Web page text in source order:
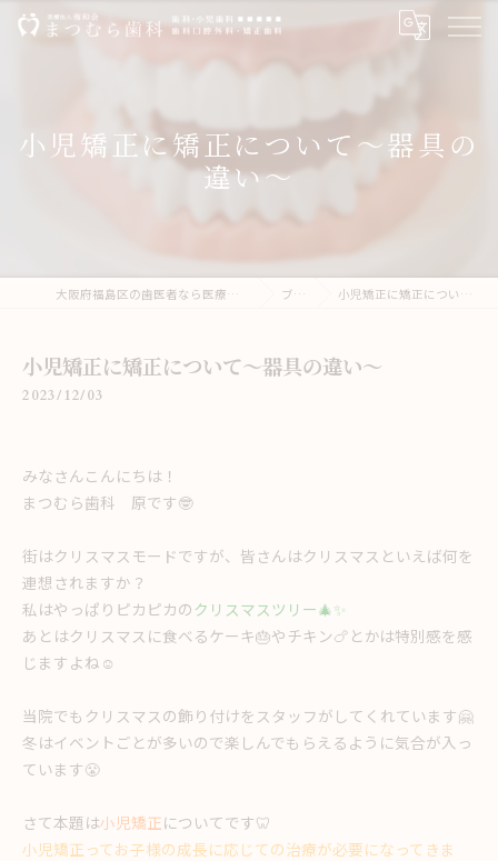
小児矯正に矯正について〜器具の
違い〜
大阪府福島区の歯医者なら医療法人侑和会まつむら歯科 ブログ 小児矯正に矯正について〜器具の違い〜
小児矯正に矯正について〜器具の違い〜
2023/12/03
みなさんこんにちは！
まつむら歯科 原です🤓
街はクリスマスモードですが、皆さんはクリスマスといえば何を
連想されますか？
私はやっぱりピカピカの クリスマスツリー🎄✨
あとはクリスマスに食べるケーキ🎂やチキン🍗とかは特別感を感
じますよね☺
当院でもクリスマスの飾り付けをスタッフがしてくれています🤗
冬はイベントごとが多いので楽しんでもらえるように気合が入っ
ています😤
さて本題は小児矯正についてです🦷
小児矯正ってお子様の成長に応じての治療が必要になってきま